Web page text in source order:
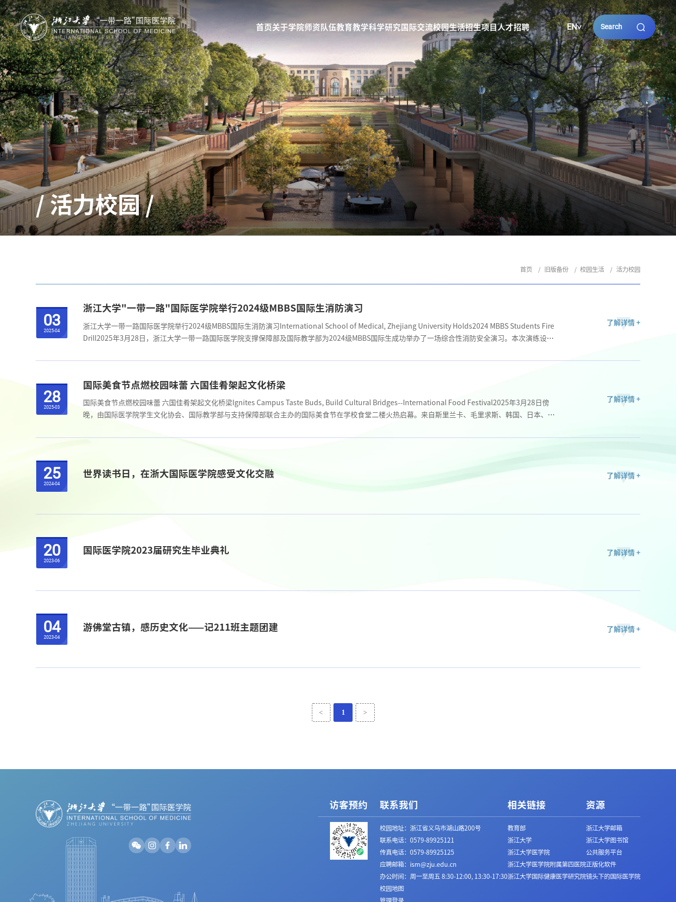
首页关于学院师资队伍教育教学科学研究 国际交流校园生活招生项目人才招聘 EN
/ 活力校园 /
首页 旧版备份 校园生活 活力校园
03
2025-04
浙江大学"一带一路"国际医学院举行2024级MBBS国际生消防演习
浙江大学一带一路国际医学院举行2024级MBBS国际生消防演习International School of Medical, Zhejiang University Holds2024 MBBS Students Fire
Drill2025年3月28日，浙江大学一带一路国际医学院支撑保障部及国际教学部为2024级MBBS国际生成功举办了一场综合性消防安全演习。本次演练设置
了解详情 +
28
2025-03
国际美食节点燃校园味蕾 六国佳肴架起文化桥梁
国际美食节点燃校园味蕾 六国佳肴架起文化桥梁Ignites Campus Taste Buds, Build Cultural Bridges--International Food Festival2025年3月28日傍
晚，由国际医学院学生文化协会、国际教学部与支持保障部联合主办的国际美食节在学校食堂二楼火热启幕。来自斯里兰卡、毛里求斯、韩国、日本、印
了解详情 +
25
2024-04
世界读书日，在浙大国际医学院感受文化交融 了解详情 +
20
2023-06
国际医学院2023届研究生毕业典礼 了解详情 +
04
2023-04
游佛堂古镇，感历史文化——记211班主题团建 了解详情 +
< 1 >
访客预约 联系我们
校园地址：浙江省义乌市湖山路200号
联系电话：0579-89925121
传真电话：0579-89925125
应聘邮箱：ism@zju.edu.cn
办公时间：周一至周五 8:30-12:00, 13:30-17:30
校园地图
管理登录
相关链接
教育部
浙江大学
浙江大学医学院
浙江大学医学院附属第四医院
浙江大学国际健康医学研究院
资源
浙江大学邮箱
浙江大学图书馆
公共服务平台
正版化软件
镜头下的国际医学院